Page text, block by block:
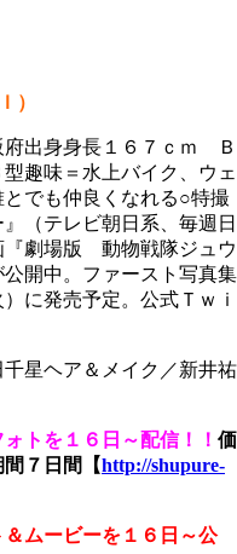
）
出身身長１６７ｃｍ Ｂ
味＝水上バイク、ウェ
でも仲良くなれる○特撮
（テレビ朝日系、毎週日
『劇場版 動物戦隊ジュウ
開中。ファースト写真集
に発売予定。公式Ｔｗｉ
星ヘア＆メイク／新井祐
トを１６日～配信！！ 価
７日間
【http://shupure-
ムービーを１６日～公